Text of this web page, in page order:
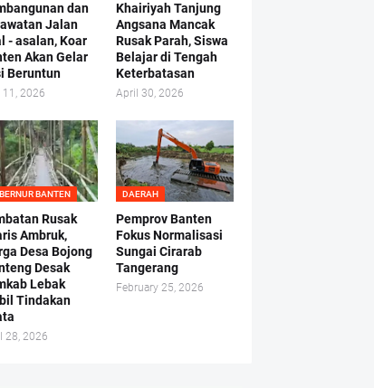
dan
Jalan
- asalan, Koar
Akan Gelar
Beruntun
11, 2026
Khairiyah Tanjung
Angsana Mancak
Rusak Parah, Siswa
Belajar di Tengah
Keterbatasan
April 30, 2026
BANTEN
Rusak
Ambruk,
Desa Bojong
Desak
Lebak
Tindakan
28, 2026
DAERAH
Pemprov Banten
Fokus Normalisasi
Sungai Cirarab
Tangerang
February 25, 2026